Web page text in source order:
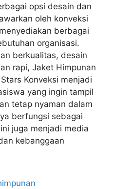
opsi desain dan
oleh konveksi
berbagai
organisasi.
berkualitas, desain
rapi, Jaket Himpunan
Konveksi menjadi
yang ingin tampil
tetap nyaman dalam
berfungsi sebagai
juga menjadi media
kebanggaan